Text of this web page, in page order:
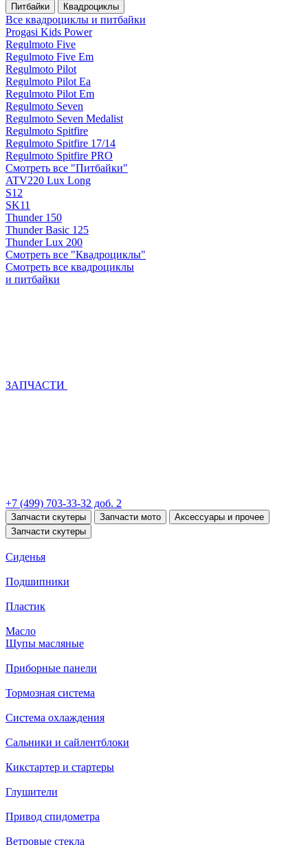
Питбайки Квадроциклы
Все квадроциклы и питбайки
Progasi Kids Power
Regulmoto Five
Regulmoto Five Em
Regulmoto Pilot
Regulmoto Pilot Ea
Regulmoto Pilot Em
Regulmoto Seven
Regulmoto Seven Medalist
Regulmoto Spitfire
Regulmoto Spitfire 17/14
Regulmoto Spitfire PRO
Смотреть все "Питбайки"
ATV220 Lux Long
S12
SK11
Thunder 150
Thunder Basic 125
Thunder Lux 200
Смотреть все "Квадроциклы"
Смотреть все квадроциклы
и питбайки
ЗАПЧАСТИ
+7 (499) 703-33-32 доб. 2
Запчасти скутеры Запчасти мото
Аксессуары и прочее
Запчасти скутеры
Сиденья
Подшипники
Пластик
Масло
Щупы масляные
Приборные панели
Тормозная система
Система охлаждения
Сальники и сайлентблоки
Кикстартер и стартеры
Глушители
Привод спидометра
Ветровые стекла